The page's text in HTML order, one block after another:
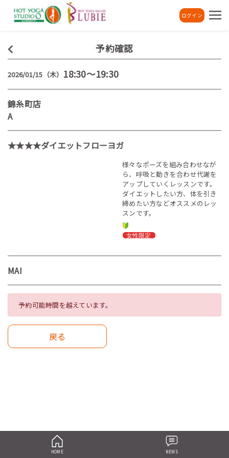
ログイン
予約確認
2026/01/15（木） 18:30～19:30
錦糸町店
A
★★★★ダイエットフローヨガ
様々なポーズを組み合わせなが
ら、呼吸と動きを合わせ代謝を
アップしていくレッスンです。
ダイエットしたい方、体を引き
締めたい方などオススメのレッ
スンです。
MAI
予約可能時間を越えています。
戻る
HOME NEWS